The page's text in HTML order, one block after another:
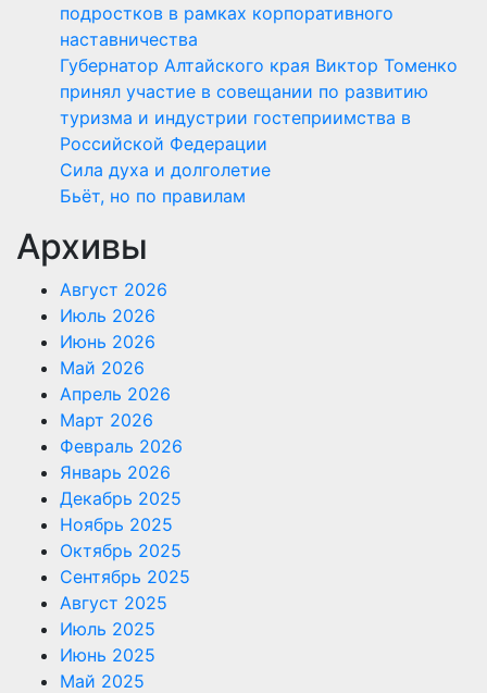
подростков в рамках корпоративного
наставничества
Губернатор Алтайского края Виктор Томенко
принял участие в совещании по развитию
туризма и индустрии гостеприимства в
Российской Федерации
Сила духа и долголетие
Бьёт, но по правилам
Архивы
Август 2026
Июль 2026
Июнь 2026
Май 2026
Апрель 2026
Март 2026
Февраль 2026
Январь 2026
Декабрь 2025
Ноябрь 2025
Октябрь 2025
Сентябрь 2025
Август 2025
Июль 2025
Июнь 2025
Май 2025